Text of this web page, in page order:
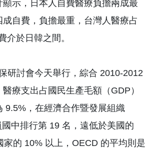
顯示，日本人自費醫療負擔兩成最
自費，負擔最重，台灣人醫療占
介於日韓之間。
研討會今天舉行，綜合 2010-2012
療支出占國民生產毛額（GDP）
9.5%，在經濟合作暨發展組織
國中排行第 19 名，遠低於美國的
家的 10% 以上，OECD 的平均則是